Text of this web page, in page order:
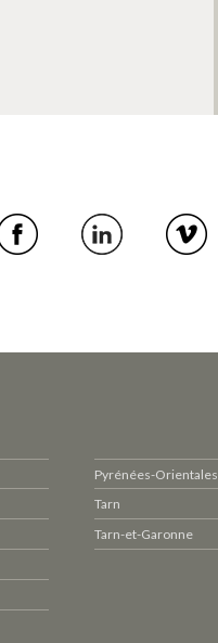
Pyrénées-Orientales
Tarn
Tarn-et-Garonne